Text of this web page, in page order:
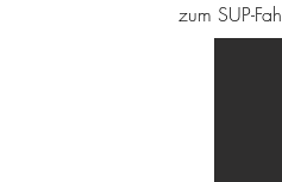
zum SUP-